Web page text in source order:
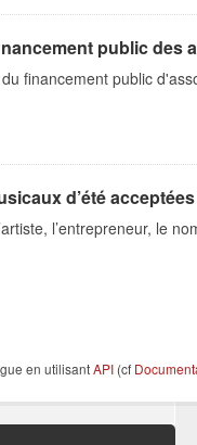
public des
financement public
d’été
l’entrepreneur, le
en utilisantAPI (cf